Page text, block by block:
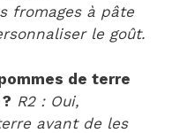
fromages à pâte
le goût.
de terre
R2 : Oui,
avant de les